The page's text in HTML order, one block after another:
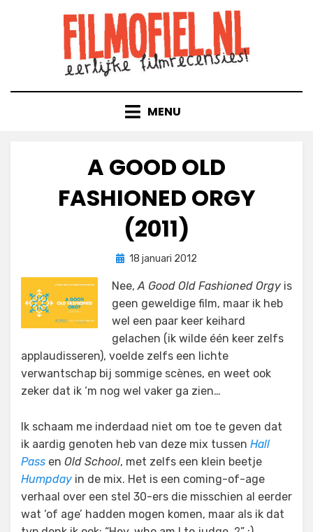
MENU
A GOOD OLD
FASHIONED ORGY
(2011)
doorFilmofiel.nl
Geplaatst
18 januari 2012
Nee,A Good Old Fashioned Orgy is
geen geweldige film, maar ik heb
wel een paar keer keihard
gelachen (ik wilde één keer zelfs
applaudisseren), voelde zelfs een lichte
verwantschap bij sommige scènes, en weet ook
zeker dat ik ‘m nog wel vaker ga zien…
Ik schaam me inderdaad niet om toe te geven dat
ik aardig genoten heb van deze mix tussen Hall
Pass en Old School, met zelfs een klein beetje
Humpday in de mix. Het is een coming-of-age
verhaal over een stel 30-ers die misschien al eerder
wat ‘of age’ hadden mogen komen, maar als ik dat